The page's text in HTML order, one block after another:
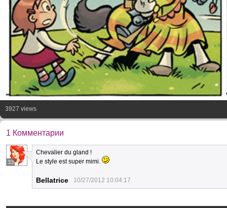
3927 views
1 Комментарии
33
Chevalier du gland !
Le style est super mimi.
Bellatrice 10/27/2012 10:04:17